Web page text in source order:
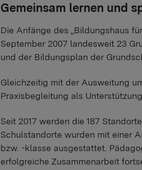
Gemeinsam lernen und
Die Anfänge des „Bildungshaus
September 2007 landesweit 23
und der Bildungsplan der
Gleichzeitig mit der Ausweitung
Praxisbegleitung als
Seit 2017 werden die 187
Schulstandorte wurden mit einer
bzw. -klasse ausgestattet.
erfolgreiche Zusammenarbeit